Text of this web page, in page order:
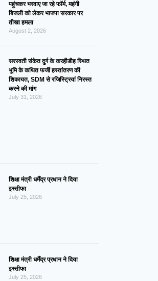
पहुंचकर भरवाए जा रहे फॉर्म, महंगी
बिजली को लेकर भाजपा सरकार पर
तीखा हमला
August 2, 2026
सरस्वती संकेत दुर्ग के करहीडीह स्थित
भूमि के कथित फर्जी हस्तांतरण की
शिकायत, SDM से रजिस्ट्रियां निरस्त
करने की मांग
July 31, 2026
शिक्षा मंत्री धर्मेंद्र प्रधान ने दिया
इस्तीफा
July 25, 2026
शिक्षा मंत्री धर्मेंद्र प्रधान ने दिया
इस्तीफा
July 25, 2026